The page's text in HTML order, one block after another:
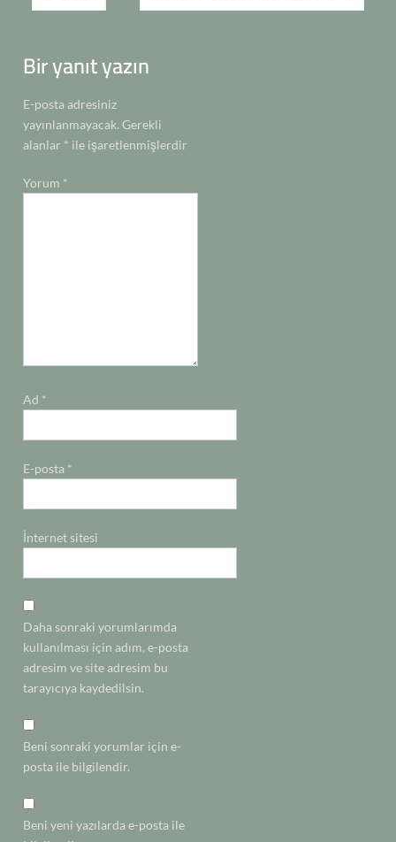
p
k
gezinmesi
Bir yanıt yazın
E-posta adresiniz
yayınlanmayacak. Gerekli
alanlar * ile işaretlenmişlerdir
Yorum *
Ad *
E-posta *
İnternet sitesi
Daha sonraki yorumlarımda
kullanılması için adım, e-posta
adresim ve site adresim bu
tarayıcıya kaydedilsin.
Beni sonraki yorumlar için e-
posta ile bilgilendir.
Beni yeni yazılarda e-posta ile